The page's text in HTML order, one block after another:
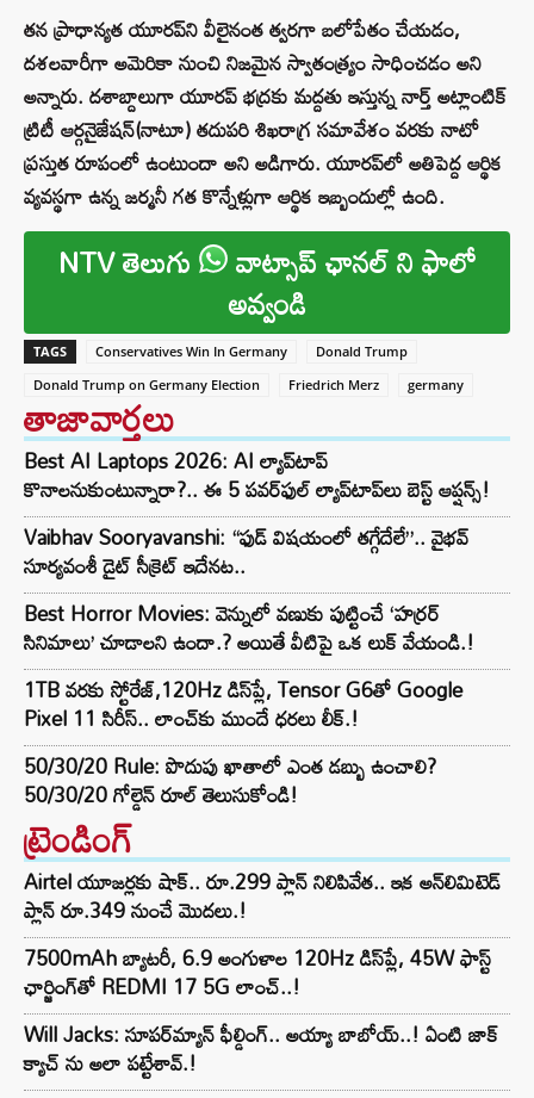
తన ప్రాధాన్యత యూరప్‌ని వీలైనంత త్వరగా బలోపేతం చేయడం,
దశలవారీగా అమెరికా నుంచి నిజమైన స్వాతంత్య్రం సాధించడం అని
అన్నారు. దశాబ్దాలుగా యూరప్ భద్రకు మద్దతు ఇస్తున్న నార్త్ అట్లాంటిక్
ట్రిటీ ఆర్గనైజేషన్(నాటూ) తదుపరి శిఖరాగ్ర సమావేశం వరకు నాటో
ప్రస్తుత రూపంలో ఉంటుందా అని అడిగారు. యూరప్‌లో అతిపెద్ద ఆర్థిక
వ్యవస్థగా ఉన్న జర్మనీ గత కొన్నేళ్లుగా ఆర్థిక ఇబ్బందుల్లో ఉంది.
NTV తెలుగు వాట్సాప్ ఛానల్ ని ఫాలో
అవ్వండి
TAGS Conservatives Win In Germany
Donald Trump
Donald Trump on Germany Election
Friedrich Merz germany
తాజావార్తలు
Best AI Laptops 2026: AI ల్యాప్‌టాప్
కొనాలనుకుంటున్నారా?.. ఈ 5 పవర్‌ఫుల్ ల్యాప్‌టాప్‌లు బెస్ట్ ఆప్షన్స్!
Vaibhav Sooryavanshi: “ఫుడ్ విషయంలో తగ్గేదేలే”.. వైభవ్
సూర్యవంశీ డైట్ సీక్రెట్ ఇదేనట..
Best Horror Movies: వెన్నులో వణుకు పుట్టించే ‘హర్రర్
సినిమాలు’ చూడాలని ఉందా.? అయితే వీటిపై ఒక లుక్ వేయండి.!
1TB వరకు స్టోరేజ్,120Hz డిస్‌ప్లే, Tensor G6తో Google
Pixel 11 సిరీస్.. లాంచ్⁭కు ముందే ధరలు లీక్.!
50/30/20 Rule: పొదుపు ఖాతాలో ఎంత డబ్బు ఉంచాలి?
50/30/20 గోల్డెన్ రూల్ తెలుసుకోండి!
ట్రెండింగ్‌
Airtel యూజర్లకు షాక్.. రూ.299 ప్లాన్ నిలిపివేత.. ఇక అన్‌లిమిటెడ్
ప్లాన్ రూ.349 నుంచే మొదలు.!
7500mAh బ్యాటరీ, 6.9 అంగుళాల 120Hz డిస్‌ప్లే, 45W ఫాస్ట్
ఛార్జింగ్‌తో REDMI 17 5G లాంచ్..!
Will Jacks: సూపర్‌మ్యాన్ ఫీల్డింగ్.. అయ్యా బాబోయ్..! ఏంటి జాక్
క్యాచ్ ను అలా పట్టేశావ్.!